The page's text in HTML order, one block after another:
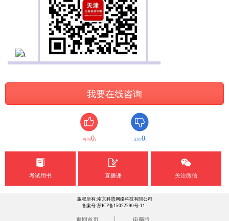
我要在线咨询
有用(0) 无用(0)
考试用书 直播课 关注微信
版权所有:南京科恩网络科技有限公司
备案号:苏ICP备15022290号-11
返回首页 电脑版